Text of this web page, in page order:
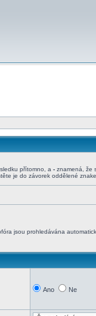
přítomno, a - znamená, že
je do závorek oddělené
jsou prohledávána
Ano Ne